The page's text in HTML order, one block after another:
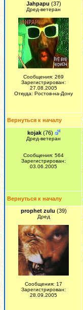
Jahpapu (37)
Дред-ветеран
Сообщения: 269
Зарегистрирован:
27.08.2005
Откуда: Ростов-на-Дону
Вернуться к началу
kojak(76)
Дред-ветеран
Сообщения: 564
Зарегистрирован:
03.06.2005
Вернуться к началу
prophet zulu (39)
Дред
Сообщения: 17
Зарегистрирован:
28.09.2005